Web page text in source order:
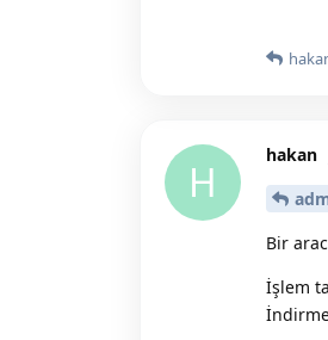
H
hakan
Bir
İşlem